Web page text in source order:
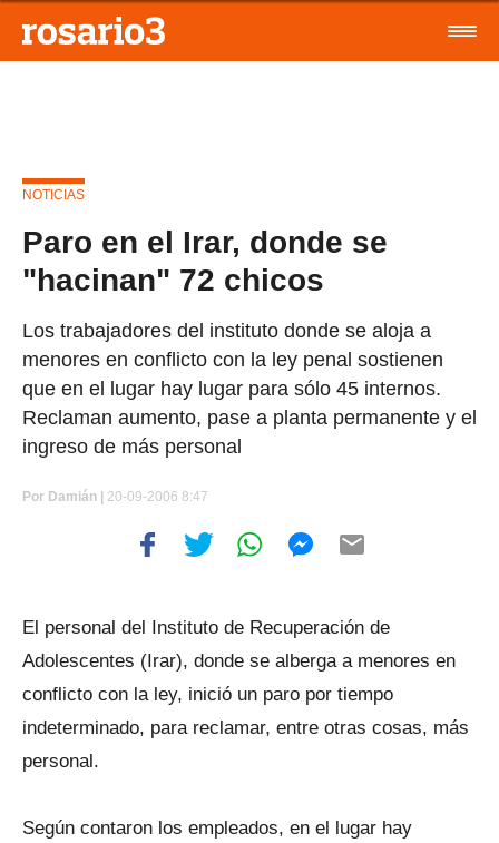
NOTICIAS
Paro en el Irar, donde se
"hacinan" 72 chicos
Los trabajadores del instituto donde se aloja a
menores en conflicto con la ley penal sostienen
que en el lugar hay lugar para sólo 45 internos.
Reclaman aumento, pase a planta permanente y el
ingreso de más personal
Por Damián | 20-09-2006 8:47
El personal del Instituto de Recuperación de
Adolescentes (Irar), donde se alberga a menores en
conflicto con la ley, inició un paro por tiempo
indeterminado, para reclamar, entre otras cosas, más
personal.
Según contaron los empleados, en el lugar hay